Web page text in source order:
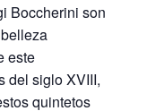
Boccherini son
este
del siglo XVIII,
quintetos